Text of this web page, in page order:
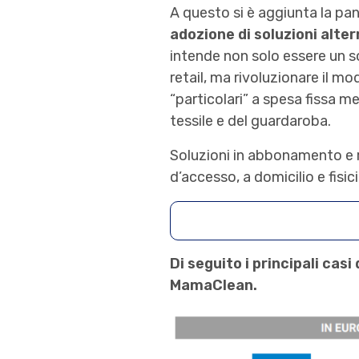
A questo si è aggiunta la
adozione di soluzioni
intende non solo essere
retail, ma rivoluzionare il
“particolari” a spesa fissa
tessile e del guardaroba.
Soluzioni in abbonamento
d’accesso, a domicilio e
Di seguito i principali
MamaClean.